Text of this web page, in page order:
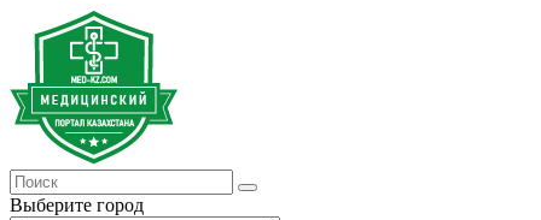
Выберите город